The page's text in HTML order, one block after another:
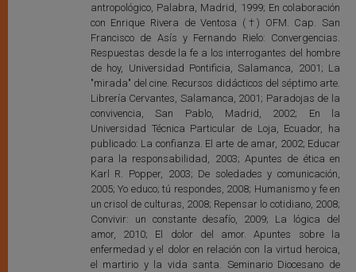
antropológico, Palabra, Madrid, 1999; En colaboración
con Enrique Rivera de Ventosa (†) OFM. Cap. San
Francisco de Asís y Fernando Rielo: Convergencias.
Respuestas desde la fe a los interrogantes del hombre
de hoy, Universidad Pontificia, Salamanca, 2001; La
"mirada" del cine. Recursos didácticos del séptimo arte.
Librería Cervantes, Salamanca, 2001; Paradojas de la
convivencia, San Pablo, Madrid, 2002; En la
Universidad Técnica Particular de Loja, Ecuador, ha
publicado: La confianza. El arte de amar, 2002; Educar
para la responsabilidad, 2003; Apuntes de ética en
Karl R. Popper, 2003; De soledades y comunicación,
2005; Yo educo; tú respondes, 2008; Humanismo y fe en
un crisol de culturas, 2008; Repensar lo cotidiano, 2008;
Convivir: un constante desafío, 2009; La lógica del
amor, 2010; El dolor del amor. Apuntes sobre la
enfermedad y el dolor en relación con la virtud heroica,
el martirio y la vida santa. Seminario Diocesano de